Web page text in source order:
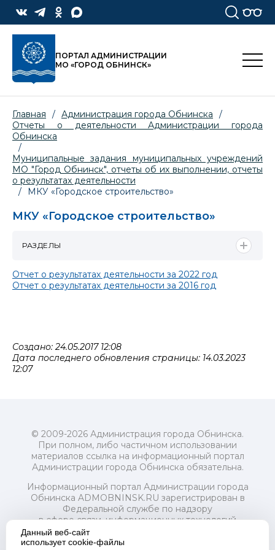
ПОРТАЛ АДМИНИСТРАЦИИ
МО «ГОРОД ОБНИНСК»
Главная / Администрация города Обнинска
/
Отчеты о деятельности Администрации города
Обнинска
/
Муниципальные задания муниципальных учреждений
МО "Город Обнинск", отчеты об их выполнении, отчеты
о результатах деятельности
/
МКУ «Городское строительство»
МКУ «Городское строительство»
Отчет о результатах деятельности за 2022 год
Отчет о результатах деятельности за 2016 год
Создано: 24.05.2017 12:08
Дата последнего обновления страницы: 14.03.2023
12:07
РАЗДЕЛЫ
© 2009-2026 Администрация города Обнинска.
При полном, либо частичном использовании
материалов ссылка на информационный портал
Администрации города Обнинска обязательна.
Информационный портал Администрации города
Обнинска ADMOBNINSK.RU зарегистрирован в
Федеральной службе по надзору
в сфере связи, информационных технологий
и массовых коммуникаций (Роскомнадзор) 24 июля
2018 года.
Данный веб-сайт
использует cookie-файлы